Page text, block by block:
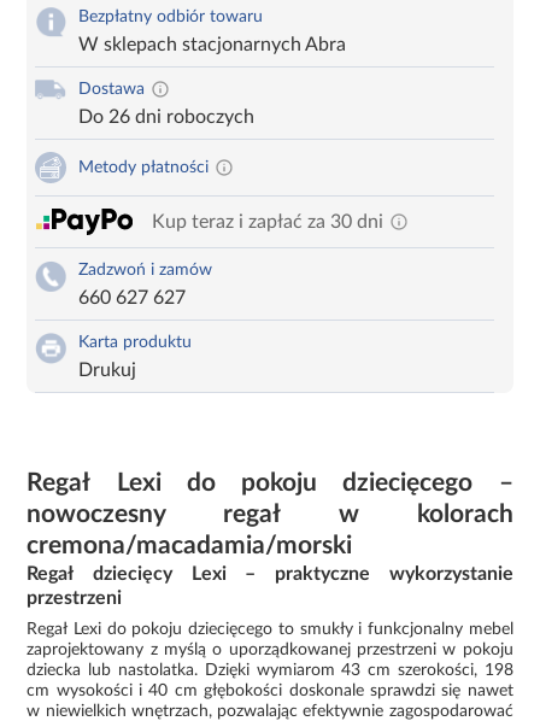
Bezpłatny odbiór towaru
W sklepach stacjonarnych Abra
Dostawa
Do 26 dni roboczych
Metody płatności
Kup teraz i zapłać za 30 dni
Zadzwoń i zamów
660 627 627
Karta produktu
Drukuj
Regał Lexi do pokoju dziecięcego –
nowoczesny regał w kolorach
cremona/macadamia/morski
Regał dziecięcy Lexi – praktyczne wykorzystanie
przestrzeni
Regał Lexi do pokoju dziecięcego to smukły i funkcjonalny mebel
zaprojektowany z myślą o uporządkowanej przestrzeni w pokoju
dziecka lub nastolatka. Dzięki wymiarom 43 cm szerokości, 198
cm wysokości i 40 cm głębokości doskonale sprawdzi się nawet
w niewielkich wnętrzach, pozwalając efektywnie zagospodarować